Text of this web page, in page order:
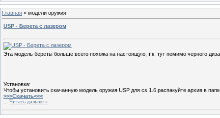
Главная » модели оружия
USP - Берета с лазером
Эта модель береты больше всего похожа на настоящую, т.к. тут помимо черного
Установка:
Чтобы установить скачанную модель оружия USP для cs 1.6 распакуйте архив в
>>>Скачать<<<
Читать дальше »